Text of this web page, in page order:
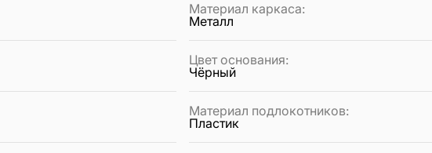
Материал каркаса:
Металл
Цвет основания:
Чёрный
Материал подлокотников:
Пластик